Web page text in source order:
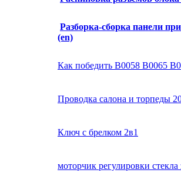
Разборка-сборка панели
(en)
Как победить В0058 В0065
Проводка салона и торпеды
Ключ с брелком 2в1
моторчик регулировки стекла